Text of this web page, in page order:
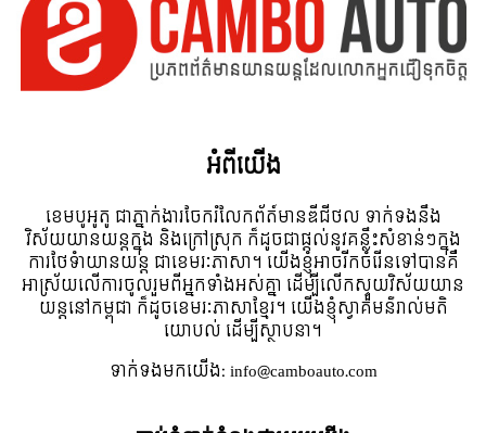
អំពី​យើង
ខេមបូអូតូ ជាភ្នាក់ងារចែករំលែកព័ត៍មានឌីជីថល ទាក់ទងនឹង
វិស័យយានយន្តក្នុង និងក្រៅស្រុក ក៏ដូចជាផ្តល់នូវគន្លឹះសំខាន់ៗក្នុង
ការថែទំាយានយន្ត ជាខេមរៈភាសា។ យើងខ្ញុំអាចរីកចំរើនទៅបានគឺ
អាស្រ័យលើការចូលរួមពីអ្នកទាំងអស់គ្នា ដើម្បីលើកស្ទួយវិស័យយាន
យន្តនៅកម្ពុជា ក៏ដូចខេមរៈភាសាខ្មែរ។ យើងខ្ញុំស្វាគមន៌រាល់មតិ
យោបល់ ដើម្បីស្ថាបនា។
ទាក់ទង​មក​យើង:info@camboauto.com